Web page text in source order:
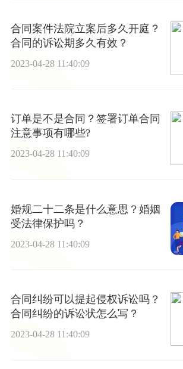
合同案件法院立案后多久开庭？
合同的诉讼期多久有效？
2023-04-28 11:40:09
订单是不是合同？签署订单合同
注意事项有哪些?
2023-04-28 11:40:09
婚规二十二条是什么意思？婚姻
受法律保护吗？
2023-04-28 11:40:09
合同纠纷可以提起侵权诉讼吗？
合同纠纷的诉讼状怎么写？
2023-04-28 11:40:09